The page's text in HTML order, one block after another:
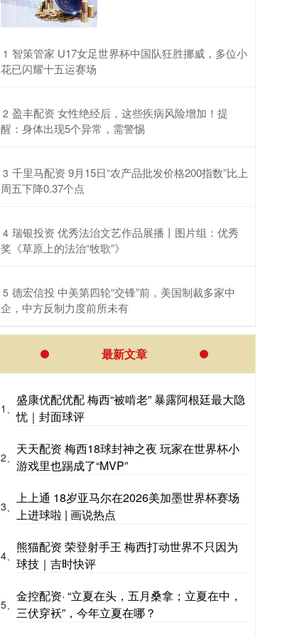
1 ​智策管家 U17女足世界杯中国队狂胜挪威，多位小
花已闪耀十五运赛场
2 ​盈丰配资 女性绝经后，这些疾病风险增加！提
醒：身体出现5个异常，需警惕
3 ​千里马配资 9月15日“农产品批发价格200指数”比上
周五下降0.37个点
4 ​瑞银投资 优秀法治文艺作品展播丨图片组：优秀
奖《草原上的法治“牧歌”》
5 ​德宏信投 中美第四轮“交锋”前，美国制裁多家中
企，中方反制力度前所未有
最新文章
1、
盛康优配优配 梅西“被啃老” 暴露阿根廷最大隐
忧｜封面球评
2、
天天配资 梅西18球封神之夜 玩家在世界杯小
游戏里也踢成了“MVP”
3、
上上通 18岁亚马尔在2026美加墨世界杯赛场
上进球啦 | 画说热点
4、
熊猫配资 荣登射手王 梅西打动世界不只因为
球技｜吉时快评
5、
金控配资· “立夏在头，五月桑拿；立夏在中，
三伏穿袄”，今年立夏在哪？